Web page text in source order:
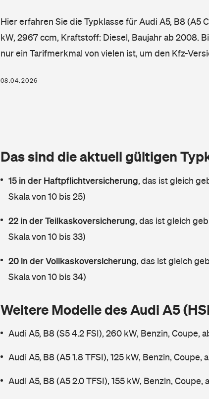
Hier erfahren Sie die Typklasse für Audi A5, B8 (A5
kW, 2967 ccm, Kraftstoff: Diesel, Baujahr ab 2008.
nur ein Tarifmerkmal von vielen ist, um den Kfz-
08.04.2026
Das sind die aktuell gültigen
15 in der Haftpflichtversicherung, das ist gleich
Skala von 10 bis 25)
22 in der Teilkaskoversicherung, das ist gleich
Skala von 10 bis 33)
20 in der Vollkaskoversicherung, das ist gleich
Skala von 10 bis 34)
Weitere Modelle des Audi A5
Audi A5, B8 (S5 4.2 FSI), 260 kW, Benzin, Coupe,
Audi A5, B8 (A5 1.8 TFSI), 125 kW, Benzin, Coupe,
Audi A5, B8 (A5 2.0 TFSI), 155 kW, Benzin, Coupe,